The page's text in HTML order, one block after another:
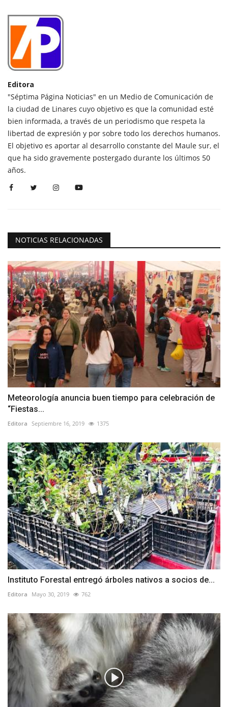
Editora
"Séptima Página Noticias" en un Medio de Comunicación de
la ciudad de Linares cuyo objetivo es que la comunidad esté
bien informada, a través de un periodismo que respeta la
libertad de expresión y por sobre todo los derechos humanos.
El objetivo es aportar al desarrollo constante del Maule sur, el
que ha sido gravemente postergado durante los últimos 50
años.
NOTICIAS RELACIONADAS
Meteorología anuncia buen tiempo para celebración de
“Fiestas...
Editora Septiembre 16, 2019 1375
Instituto Forestal entregó árboles nativos a socios de...
Editora Mayo 30, 2019 762